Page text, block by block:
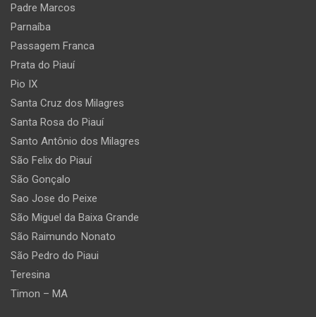
Padre Marcos
Parnaíba
Passagem Franca
Prata do Piauí
Pio IX
Santa Cruz dos Milagres
Santa Rosa do Piauí
Santo Antônio dos Milagres
São Felix do Piauí
São Gonçalo
Sao Jose do Peixe
São Miguel da Baixa Grande
São Raimundo Nonato
São Pedro do Piaui
Teresina
Timon – MA